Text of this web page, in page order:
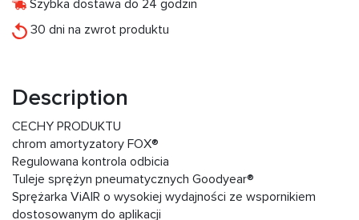
Szybka dostawa do 24 godzin
30 dni na zwrot produktu
Description
CECHY PRODUKTU
chrom amortyzatory FOX®
Regulowana kontrola odbicia
Tuleje sprężyn pneumatycznych Goodyear®
Sprężarka ViAIR o wysokiej wydajności ze wspornikiem
dostosowanym do aplikacji